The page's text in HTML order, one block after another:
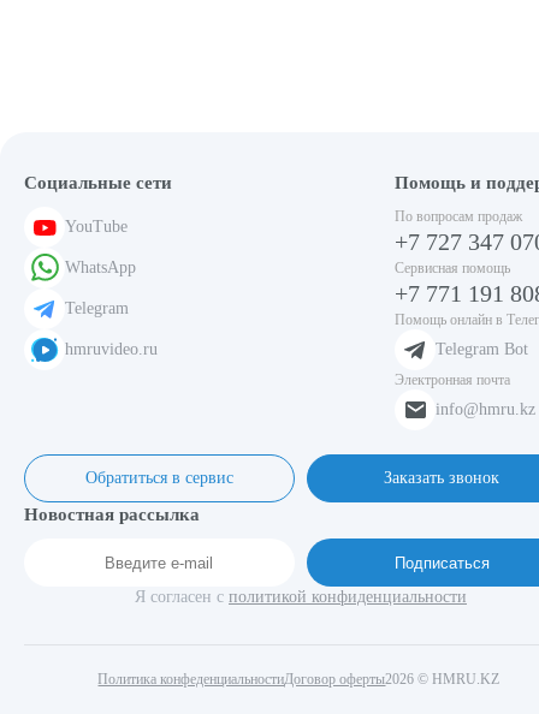
Социальные сети
YouTube
WhatsApp
Telegram
hmruvideo.ru
Помощь и
По вопросам продаж
+7 727 347
Сервисная помощь
+7 771 191
Помощь онлайн в
Telegram Bot
Электронная почта
info@hmru.kz
Обратиться в сервис Заказать звонок
Новостная рассылка
Подписаться
Я согласен с политикой конфиденциальности
Политика конфеденциальности 2026 © HMRU.KZ
Договор оферты